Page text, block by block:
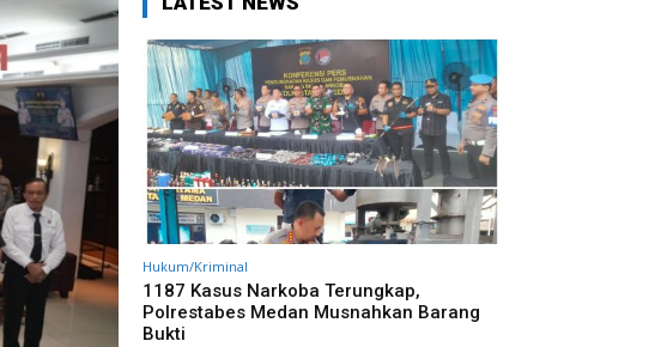
Hukum/Kriminal
1187 Kasus Narkoba Terungkap,
Polrestabes Medan Musnahkan Barang
Bukti